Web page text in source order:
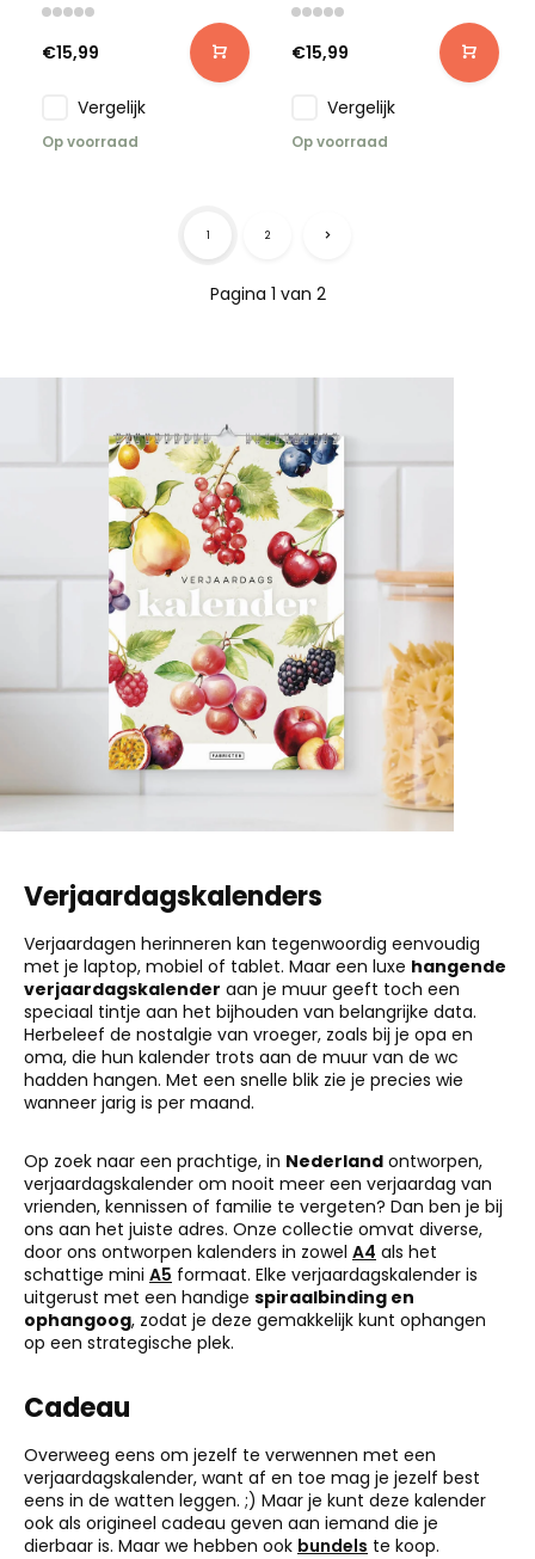
€15,99
Vergelijk
Op voorraad
€15,99
Vergelijk
Op voorraad
Pagina 1 van 2
1 2
Verjaardagskalenders
Verjaardagen herinneren kan tegenwoordig eenvoudig
met je laptop, mobiel of tablet. Maar een luxe hangende
verjaardagskalender aan je muur geeft toch een
speciaal tintje aan het bijhouden van belangrijke data.
Herbeleef de nostalgie van vroeger, zoals bij je opa en
oma, die hun kalender trots aan de muur van de wc
hadden hangen. Met een snelle blik zie je precies wie
wanneer jarig is per maand.
Op zoek naar een prachtige, in Nederland ontworpen,
verjaardagskalender om nooit meer een verjaardag van
vrienden, kennissen of familie te vergeten? Dan ben je bij
ons aan het juiste adres. Onze collectie omvat diverse,
door ons ontworpen kalenders in zowel A4 als het
schattige mini A5 formaat. Elke verjaardagskalender is
uitgerust met een handige spiraalbinding en
ophangoog, zodat je deze gemakkelijk kunt ophangen
op een strategische plek.
Cadeau
Overweeg eens om jezelf te verwennen met een
verjaardagskalender, want af en toe mag je jezelf best
eens in de watten leggen. ;) Maar je kunt deze kalender
ook als origineel cadeau geven aan iemand die je
dierbaar is. Maar we hebben ook bundels te koop.